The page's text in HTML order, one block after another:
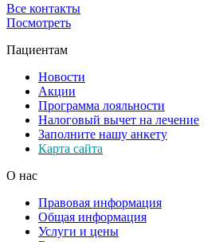
Все контакты
Посмотреть
Пациентам
Новости
Акции
Программа лояльности
Налоговый вычет на лечение
Заполните нашу анкету
Карта сайта
О нас
Правовая информация
Общая информация
Услуги и цены